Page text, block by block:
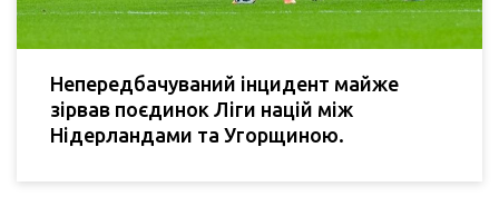
Непередбачуваний інцидент майже
зірвав поєдинок Ліги націй між
Нідерландами та Угорщиною.